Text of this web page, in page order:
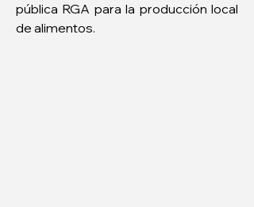
pública RGA para la producción local
de alimentos.